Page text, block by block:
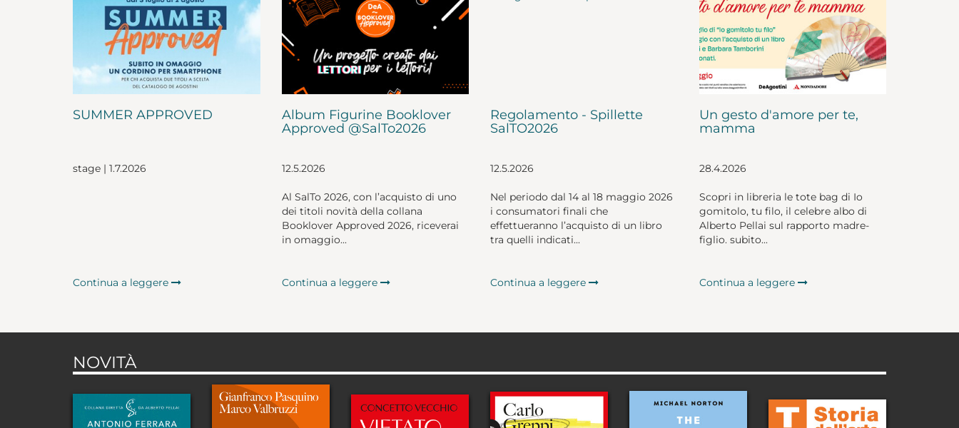
SUMMER APPROVED
stage | 1.7.2026
Continua a leggere
Album Figurine Booklover
Approved @SalTo2026
12.5.2026
Al SalTo 2026, con l’acquisto di uno
dei titoli novità della collana
Booklover Approved 2026, riceverai
in omaggio...
Continua a leggere
Regolamento - Spillette
SalTO2026
12.5.2026
Nel periodo dal 14 al 18 maggio 2026
i consumatori finali che
effettueranno l’acquisto di un libro
tra quelli indicati...
Continua a leggere
Un gesto d'amore per te,
mamma
28.4.2026
Scopri in libreria le tote bag di Io
gomitolo, tu filo, il celebre albo di
Alberto Pellai sul rapporto madre-
figlio. subito...
Continua a leggere
NOVITÀ